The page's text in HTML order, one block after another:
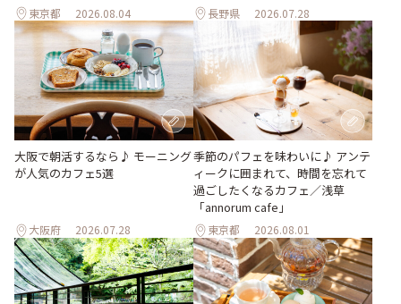
東京都 2026.08.04 長野県 2026.07.28
大阪で朝活するなら♪ モーニング
が人気のカフェ5選
大阪府 2026.07.28
季節のパフェを味わいに♪ アンテ
ィークに囲まれて、時間を忘れて
過ごしたくなるカフェ／浅草
「annorum cafe」
東京都 2026.08.01